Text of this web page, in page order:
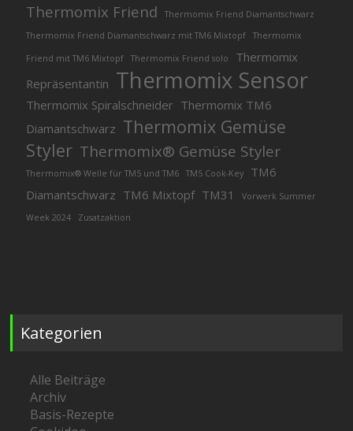
Thermomix Friend
Thermomix Friend Diamantschwarz
Thermomix Friend Diamantschwarz mit TM6 Mixtopf
Thermomix
Friend mit TM6 Mixtopf Thermomix Friend solo
Thermomix
Repräsentantin Thermomix Sensor
Thermomix Spiralschneider Thermomix TM6
Diamantschwarz Thermomix Gemüse
Styler Thermomix® Gemüse Styler
Thermomix® Welle für TM5 und TM6 TM5 Cook-Key
TM6
Diamantschwarz TM6 Mixtopf TM31
Vorwerk Summer
Week 2024
Zusatzaktion
Kategorien
Alle Beiträge
Archiv
Basis-Rezepte